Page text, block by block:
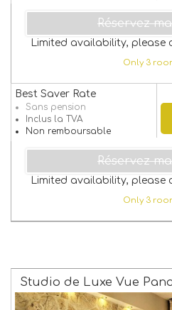
Réservez
Limited availability, please
Only 3
Best Saver Rate
Sans pension
Inclus la TVA
Non remboursable
Réservez
Limited availability, please
Only 3
Studio de Luxe Vue